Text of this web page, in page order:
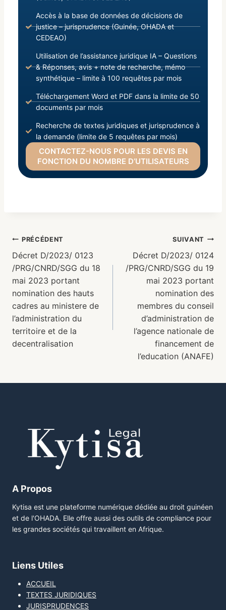
Accès à la base de données de décisions de
justice – jurisprudence (Guinée, OHADA et
CEDEAO)
Utilisation de l’assistance juridique IA – Questions
& Réponses, avis + note de recherche, mémo
synthétique – limite à 100 requêtes par mois
Téléchargement Word et PDF dans la limite de 50
documents par mois
Recherche de textes juridiques et jurisprudence à
la demande (limite de 5 requêtes par mois)
CONTACTEZ-NOUS POUR LES DEVIS EN
FONCTION DU NOMBRE D’UTILISATEURS
PRÉCÉDENT
Décret D/2023/ 0123
/PRG/CNRD/SGG du 18
mai 2023 portant
nomination des hauts
cadres au ministere de
l’administration du
territoire et de la
decentralisation
SUIVANT
Décret D/2023/ 0124
/PRG/CNRD/SGG du 19
mai 2023 portant
nomination des
membres du conseil
d’administration de
l’agence nationale de
financement de
l’education (ANAFE)
A Propos
Kytisa est une plateforme numérique dédiée au droit guinéen
et de l'OHADA. Elle offre aussi des outils de compliance pour
les grandes sociétés qui travaillent en Afrique.
Liens Utiles
ACCUEIL
TEXTES JURIDIQUES
JURISPRUDENCES